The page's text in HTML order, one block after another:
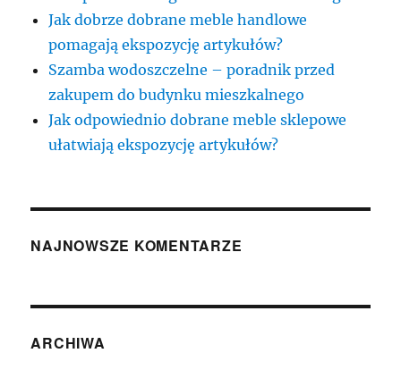
Jak dobrze dobrane meble handlowe
pomagają ekspozycję artykułów?
Szamba wodoszczelne – poradnik przed
zakupem do budynku mieszkalnego
Jak odpowiednio dobrane meble sklepowe
ułatwiają ekspozycję artykułów?
NAJNOWSZE KOMENTARZE
ARCHIWA